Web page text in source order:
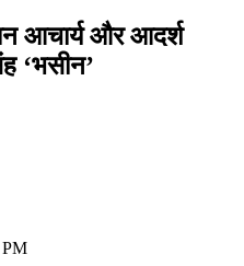
आचार्य और आदर्श
‘भसीन’
PM